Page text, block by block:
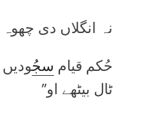
نہ انگلاں دی
حُکم قیام سج
ٹال بیٹھے او’’